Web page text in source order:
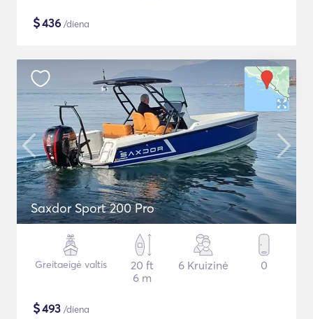
$436 /diena
Saxdor Sport 200 Pro
Greitaeigė valtis
20 ft
6 m
6 Kruizinė 0
$493 /diena